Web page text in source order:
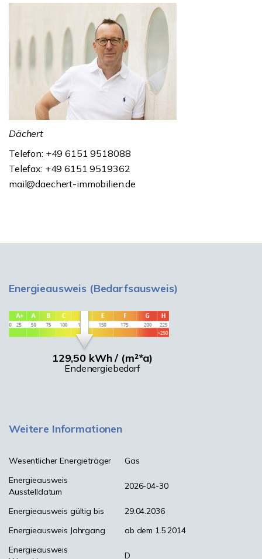
Dächert
Telefon: +49 6151 9518088
Telefax: +49 6151 9519362
mail@daechert-immobilien.de
Energieausweis (Bedarfsausweis)
129,50 kWh / (m²*a)
Endenergiebedarf
Weitere Informationen
Wesentlicher Energieträger
Gas
Energieausweis
Ausstelldatum
2026-04-30
Energieausweis gültig bis
29.04.2036
Energieausweis Jahrgang
ab dem 1.5.2014
Energieausweis
D